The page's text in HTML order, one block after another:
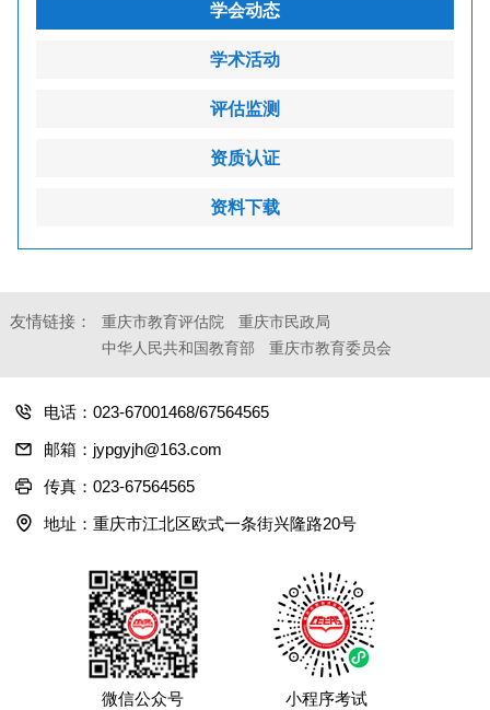
学会动态
学术活动
评估监测
资质认证
资料下载
友情链接： 重庆市教育评估院
重庆市民政局
中华人民共和国教育部
重庆市教育委员会
电话：023-67001468/67564565
邮箱：jypgyjh@163.com
传真：023-67564565
地址：重庆市江北区欧式一条街兴隆路20号
微信公众号 小程序考试